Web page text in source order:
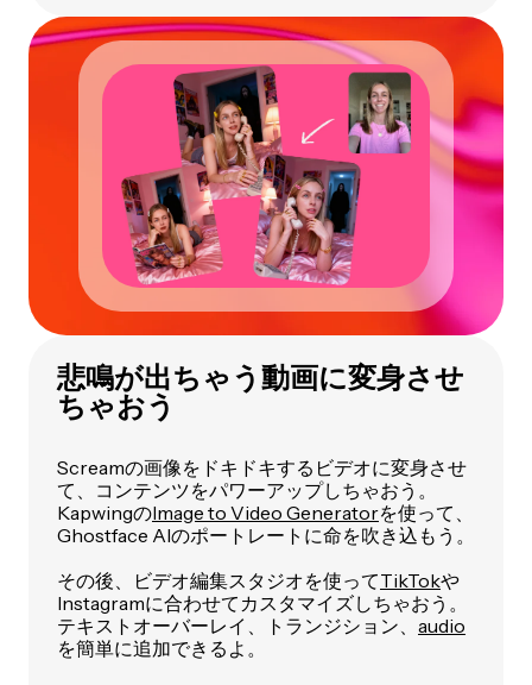
悲鳴が出ちゃう動画に変身させ
ちゃおう
Screamの画像をドキドキするビデオに変身させ
て、コンテンツをパワーアップしちゃおう。
KapwingのImage to Video Generatorを使って、
Ghostface AIのポートレートに命を吹き込もう。
その後、ビデオ編集スタジオを使ってTikTokや
Instagramに合わせてカスタマイズしちゃおう。
テキストオーバーレイ、トランジション、 audio
を簡単に追加できるよ。